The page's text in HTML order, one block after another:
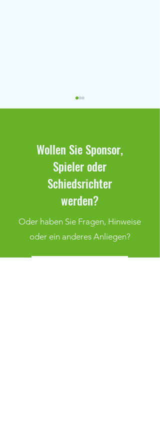
Duralin-Cup & Optimum Cup
Wollen Sie Sponsor,
Spieler oder
Schiedsrichter
werden?
Oder haben Sie Fragen, Hinweise
oder ein anderes Anliegen?